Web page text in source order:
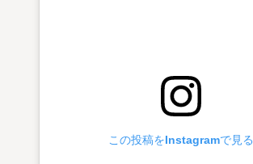
この投稿をInstagramで見る